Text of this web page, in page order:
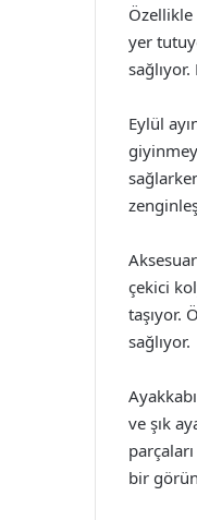
Özellikle
yer
Eylül
çekici
taşıyor.
sağlıyor.
ve şık
bir